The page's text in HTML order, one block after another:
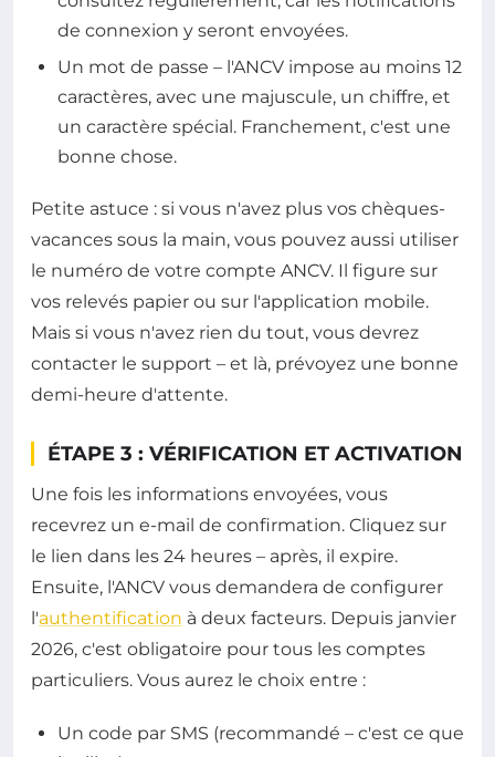
de connexion y seront envoyées.
Un mot de passe – l'ANCV impose au moins 12
caractères, avec une majuscule, un chiffre, et
un caractère spécial. Franchement, c'est une
bonne chose.
Petite astuce : si vous n'avez plus vos chèques-
vacances sous la main, vous pouvez aussi utiliser
le numéro de votre compte ANCV. Il figure sur
vos relevés papier ou sur l'application mobile.
Mais si vous n'avez rien du tout, vous devrez
contacter le support – et là, prévoyez une bonne
demi-heure d'attente.
ÉTAPE 3 : VÉRIFICATION ET ACTIVATION
Une fois les informations envoyées, vous
recevrez un e-mail de confirmation. Cliquez sur
le lien dans les 24 heures – après, il expire.
Ensuite, l'ANCV vous demandera de configurer
l'authentification à deux facteurs. Depuis janvier
2026, c'est obligatoire pour tous les comptes
particuliers. Vous aurez le choix entre :
Un code par SMS (recommandé – c'est ce que